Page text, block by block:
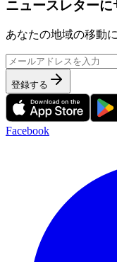
ニュースレター
あなたの地域の移動
登録する
Facebook